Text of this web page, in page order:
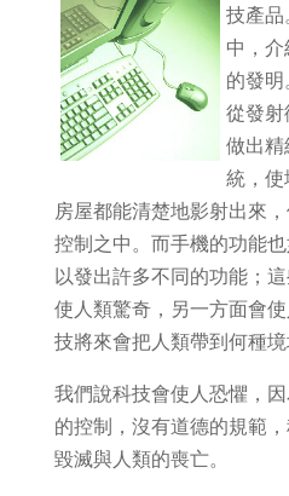
技產
中，
的發
從發
做出
統，使
房屋都能清楚地影射出來
控制之中。而手機的功能
以發出許多不同的功能；
使人類驚奇，另一方面會
技將來會把人類帶到何種境
我們說科技會使人恐懼，
的控制，沒有道德的規範
毀滅與人類的喪亡。